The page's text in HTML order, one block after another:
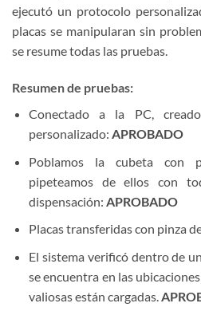
ejecutó un protocolo
placas se manipularan sin
se resume todas las pruebas.
Resumen de pruebas:
Conectado a la PC,
personalizado: APROBADO
Poblamos la cubeta con
pipeteamos de ellos con
dispensación: APROBADO
Placas transferidas con pinza
El sistema verificó dentro de
se encuentra en las
valiosas están cargadas.